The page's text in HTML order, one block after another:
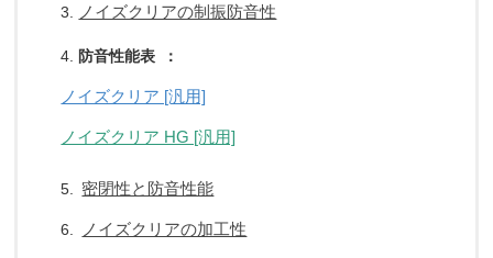
3. ノイズクリアの制振防音性
4. 防音性能表 ：
ノイズクリア [汎用]
ノイズクリア HG [汎用]
5. 密閉性と防音性能
6. ノイズクリアの加工性